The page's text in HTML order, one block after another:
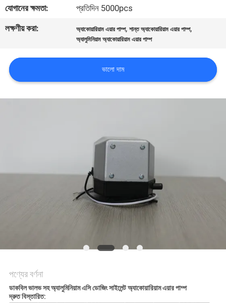
খবর
ম্যাপ
PRIVACY
যোগানের ক্ষমতা:
প্রতিদিন 5000pcs
লক্ষণীয় করা:
অ্যাকোয়ারিয়াম এয়ার পাম্প,শান্ত অ্যাকোয়ারিয়াম এয়ার পাম্প,
অ্যালুমিনিয়াম অ্যাকোয়ারিয়াম এয়ার পাম্প
ভালো দাম
পণ্যের বর্ণনা
ডাকবিল ভালভ সহ অ্যালুমিনিয়াম এসি ডোজিং সাইলেন্ট অ্যাকোয়ারিয়াম এয়ার পাম্প
দ্রুত বিস্তারিত: